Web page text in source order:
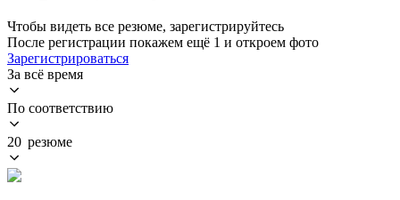
Чтобы видеть все резюме, зарегистрируйтесь
После регистрации покажем ещё 1 и откроем фото
Зарегистрироваться
За всё время
По соответствию
20 резюме